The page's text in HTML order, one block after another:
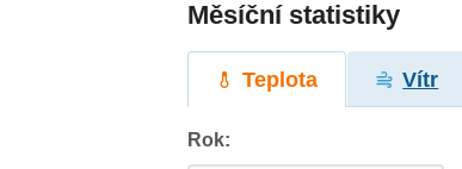
Měsíční statistiky
Teplota Vítr
Rok: